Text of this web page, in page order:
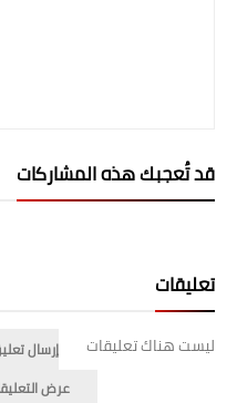
قد تُعجبك هذه المشاركات
تعليقات
ليست هناك تعليقات
إرسال
عرض